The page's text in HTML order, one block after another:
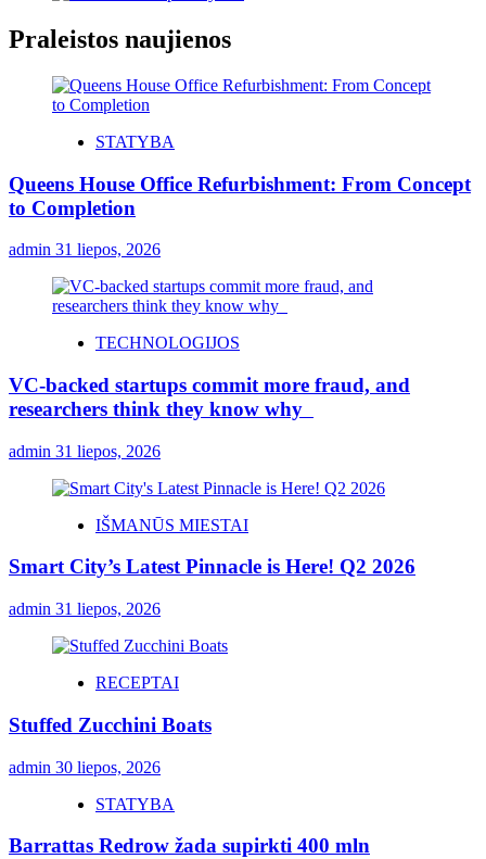
Praleistos naujienos
STATYBA
Queens House Office Refurbishment: From Concept
to Completion
admin 31 liepos, 2026
TECHNOLOGIJOS
VC-backed startups commit more fraud, and
researchers think they know why
admin 31 liepos, 2026
IŠMANŪS MIESTAI
Smart City’s Latest Pinnacle is Here! Q2 2026
admin 31 liepos, 2026
RECEPTAI
Stuffed Zucchini Boats
admin 30 liepos, 2026
STATYBA
Barrattas Redrow žada supirkti 400 mln